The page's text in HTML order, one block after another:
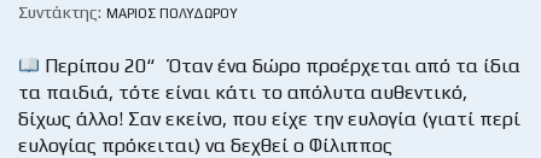
Συντάκτης: ΜΆΡΙΟΣ ΠΟΛΥΔΏΡΟΥ
Περίπου 20“ Όταν ένα δώρο προέρχεται από τα ίδια
τα παιδιά, τότε είναι κάτι το απόλυτα αυθεντικό,
δίχως άλλο! Σαν εκείνο, που είχε την ευλογία (γιατί περί
ευλογίας πρόκειται) να δεχθεί ο Φίλιππος